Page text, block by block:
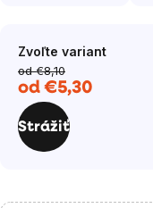
Zvoľte variant
od €8,10
od €5,30
Strážiť